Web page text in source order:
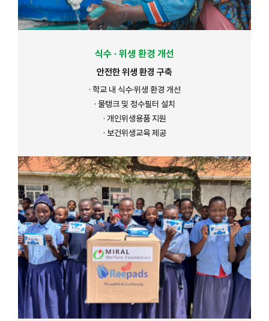
식수 · 위생 환경 개선
안전한 위생 환경 구축
· 학교 내 식수·위생 환경 개선
· 물탱크 및 정수필터 설치
· 개인위생용품 지원
· 보건위생교육 제공